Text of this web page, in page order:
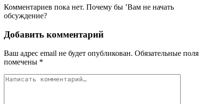
Комментариев пока нет. Почему бы ’Вам не начать
обсуждение?
Добавить комментарий
Ваш адрес email не будет опубликован. Обязательные поля
помечены *